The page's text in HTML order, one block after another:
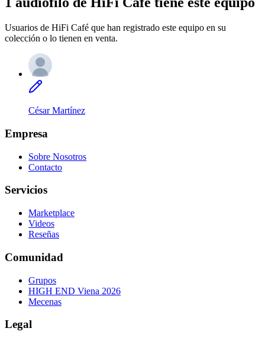
Usuarios de HiFi Café que han registrado este equipo en su
colección o lo tienen en venta.
César Martínez
Empresa
Sobre Nosotros
Contacto
Servicios
Marketplace
Videos
Reseñas
Comunidad
Grupos
HIGH END Viena 2026
Mecenas
Legal